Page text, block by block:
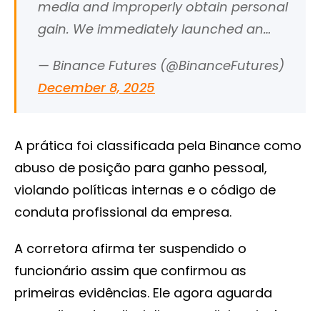
media and improperly obtain personal
gain. We immediately launched an…
— Binance Futures (@BinanceFutures)
December 8, 2025
A prática foi classificada pela Binance como
abuso de posição para ganho pessoal,
violando políticas internas e o código de
conduta profissional da empresa.
A corretora afirma ter suspendido o
funcionário assim que confirmou as
primeiras evidências. Ele agora aguarda